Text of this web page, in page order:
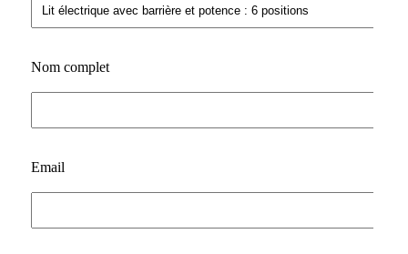
Nom complet
Email